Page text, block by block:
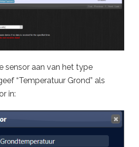
sensor aan van het type
“Temperatuur Grond” als
in: